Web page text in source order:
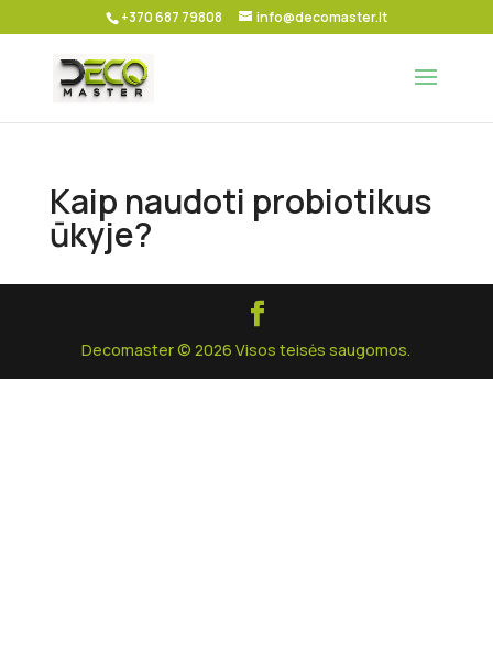
+370 687 79808 info@decomaster.lt
Kaip naudoti probiotikus
ūkyje?
Decomaster © 2026 Visos teisės saugomos.